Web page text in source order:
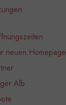
neuen Homepage
Alb